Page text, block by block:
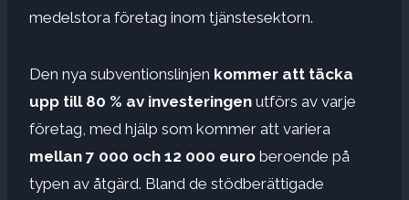
medelstora företag inom tjänstesektorn.
Den nya subventionslinjen kommer att täcka
upp till 80 % av investeringen utförs av varje
företag, med hjälp som kommer att variera
mellan 7 000 och 12 000 euro beroende på
typen av åtgärd. Bland de stödberättigade